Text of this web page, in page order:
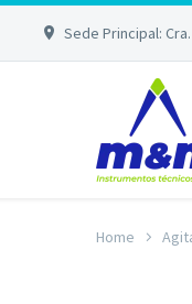
Sede Principal:
Home